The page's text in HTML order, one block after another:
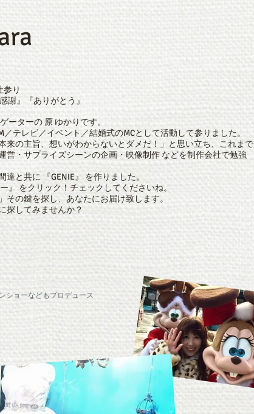
参り
謝』『ありがとう』
ーターの 原 ゆかりです。​
／テレビ／イベント／結婚式のMCとして活動して参りました。
来の主旨、想いがわからないとダメだ！」と思い立ち、これまで
営・サプライズ​​シーンの企画・映像制作 などを制作会社で勉強
と共に 『GENIE』 を作りました。
』 をクリック！チェックしてくださいね。
その鍵を探し、あなたにお届け致します。
探してみませんか？
ショー​などもプロデュース